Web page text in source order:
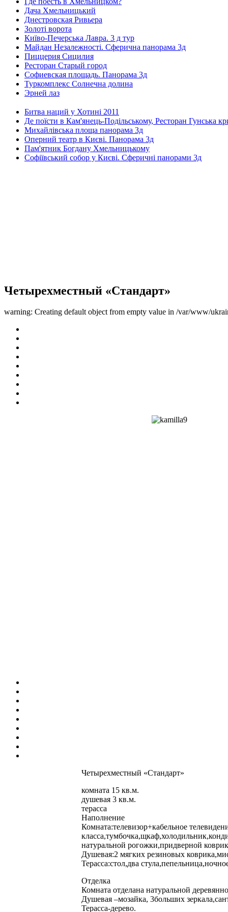
Дача Хмельницький
Днестровская Ривьера
Золоті ворота
Київо-Печерська Лавра. 3 д тур
Майдан Незалежності. Сферична панорама 3д
Пиццерия Сицилия
Ресторан Старый город
Софиевская площадь. Панорама 3д
Туркомплекс Солнечна долина
Эрней лаз
Битва наций у Хотині 2011
Де поїсти в Кам'янець-Подільському, Ресторан Гунська
Михайлівська площа панорама 3д
Оперний театр в Києві. Панорама 3д
Пам'ятник Богдану Хмельницькому
Софіївський собор у Києві. Сферичні панорами 3д
Четырехместный «Стандарт»
warning: Creating default object from empty value in /var/www/
Четырехместный «Стандарт»
комната 15 кв.м.
душевая 3 кв.м.
терасса
Наполнение
Комната:телевизор+кабельное
натуральной рогожки,придверной
Душевая:2 мягких резиновых
Терасса:стол,два
Отделка
Комната отделана натуральной
Душевая –мозайка, 3больших
Терасса-дерево.